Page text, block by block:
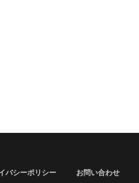
バシーポリシー お問い合わせ